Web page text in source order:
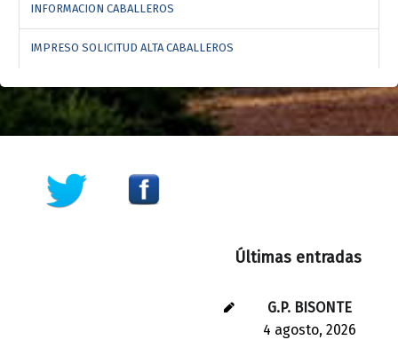
INFORMACION CABALLEROS
IMPRESO SOLICITUD ALTA CABALLEROS
Últimas entradas
G.P. BISONTE
4 agosto, 2026